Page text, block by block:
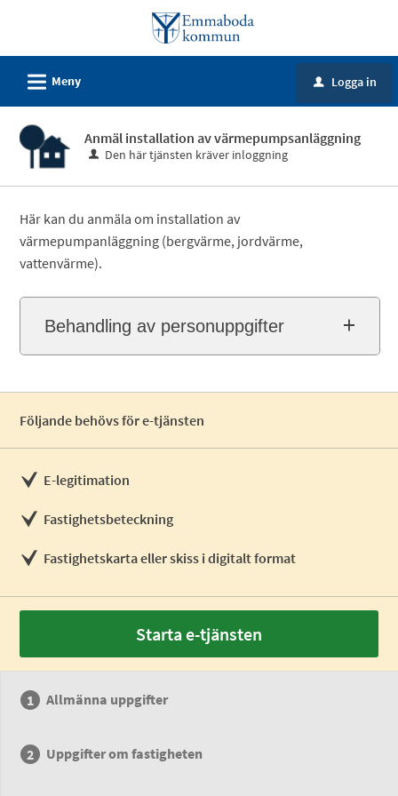
e-
tjänster
-
Emmaboda
kommun
L Meny u Logga in
Anmäl installation av värmepumpsanläggning
Den här tjänsten kräver inloggning
Här kan du anmäla om installation av
värmepumpanläggning (bergvärme, jordvärme,
vattenvärme).
Behandling av personuppgifter
Följande behövs för e-tjänsten
E-legitimation
Fastighetsbeteckning
Fastighetskarta eller skiss i digitalt format
Starta e-tjänsten
Allmänna uppgifter
Uppgifter om fastigheten